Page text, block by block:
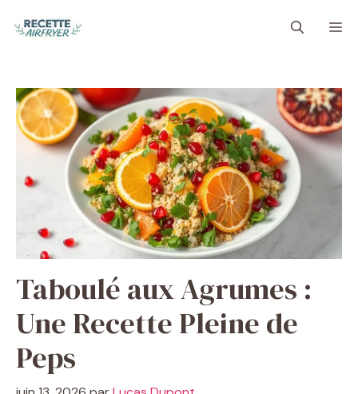
Taboulé aux Agrumes :
Une Recette Pleine de
Peps